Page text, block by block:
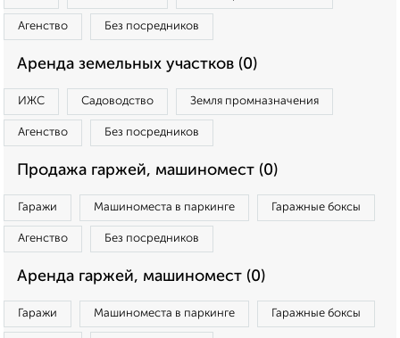
Агенство Без посредников
Аренда земельных участков (0)
ИЖС Садоводство Земля промназначения
Агенство Без посредников
Продажа гаржей, машиномест (0)
Гаражи Машиноместа в паркинге Гаражные боксы
Агенство Без посредников
Аренда гаржей, машиномест (0)
Гаражи Машиноместа в паркинге Гаражные боксы